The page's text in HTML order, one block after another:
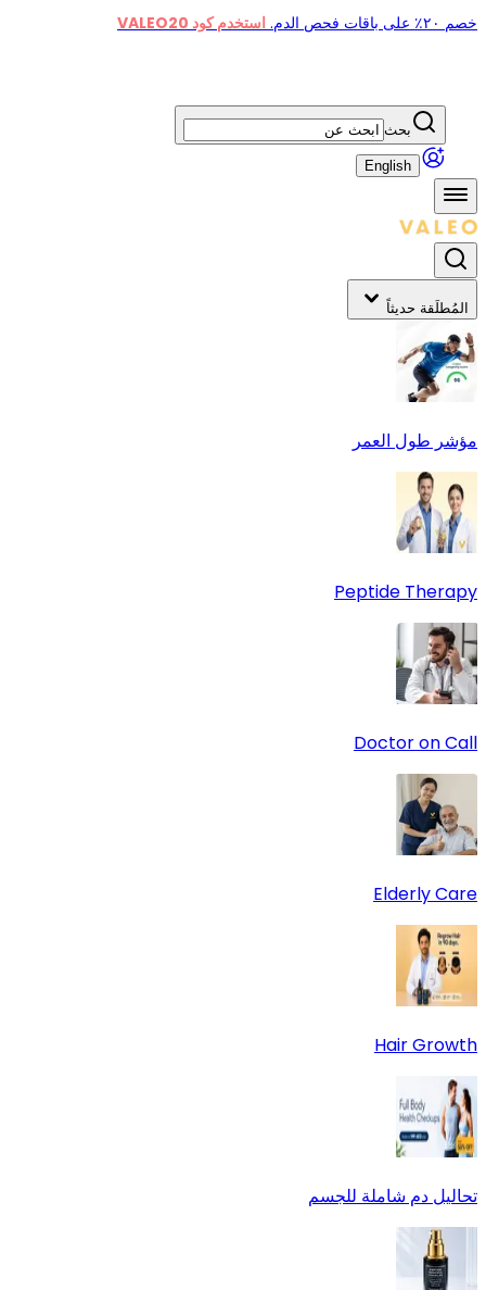
خصم ٢٠٪ على باقات فحص الدم. استخدم كود VALEO20
بحث
English
المُطلَقة حديثاً
مؤشر طول العمر
Peptide Therapy
Doctor on Call
Elderly Care
Hair Growth
تحاليل دم شاملة للجسم